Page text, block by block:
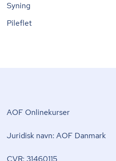
Syning
Pileflet
AOF Onlinekurser
Juridisk navn: AOF Danmark
CVR: 31460115